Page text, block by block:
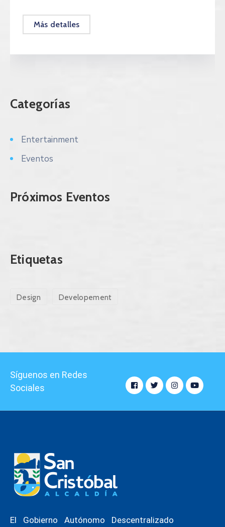
Más detalles
Categorías
Entertainment
Eventos
Próximos Eventos
Etiquetas
Design Developement
Síguenos en Redes
Sociales
El Gobierno Autónomo Descentralizado